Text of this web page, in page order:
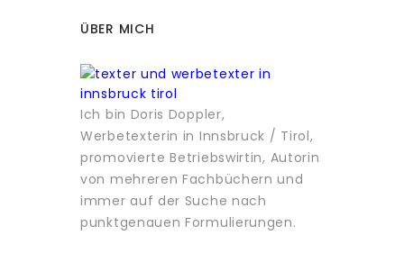
ÜBER MICH
Ich bin Doris Doppler,
Werbetexterin in Innsbruck / Tirol,
promovierte Betriebswirtin, Autorin
von mehreren Fachbüchern und
immer auf der Suche nach
punktgenauen Formulierungen.